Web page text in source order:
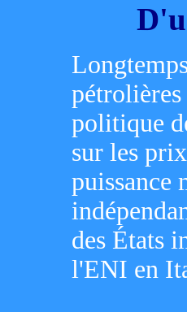
D'un
politique
sur les
puissance
des États
l'ENI en